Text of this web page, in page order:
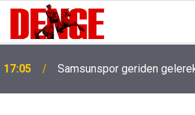
17:05 Samsunspor geriden